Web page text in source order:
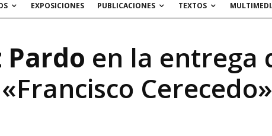
EXPOSICIONES PUBLICACIONES TEXTOS
Pardo en la entrega
Cerecedo»